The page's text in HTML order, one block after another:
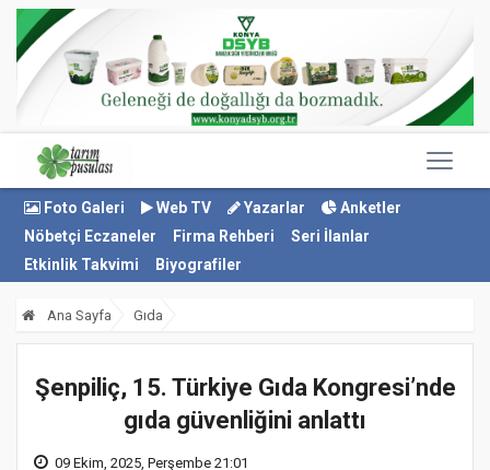
Foto Galeri Web TV Yazarlar
Anketler
Nöbetçi Eczaneler
Firma Rehberi
Seri İlanlar
Etkinlik Takvimi
Biyografiler
Ana Sayfa Gıda
Şenpiliç, 15. Türkiye Gıda Kongresi’nde
gıda güvenliğini anlattı
09 Ekim, 2025, Perşembe 21:01